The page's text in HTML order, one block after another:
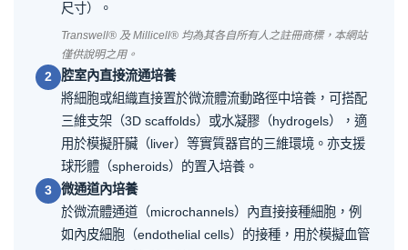
尺寸）。
Transwell® 及 Millicell® 均為其各自所有人之註冊商標，本網站
僅供說明之用。
2
腔室內直接流通培養
將細胞或組織直接置於微流體流動路徑中培養，可搭配
三維支架（3D scaffolds）或水凝膠（hydrogels），適
用於模擬肝臟（liver）等實質器官的三維環境。亦支援
球形體（spheroids）的置入培養。
3
微通道內培養
於微流體通道（microchannels）內直接接種細胞，例
如內皮細胞（endothelial cells）的接種，用於模擬血管